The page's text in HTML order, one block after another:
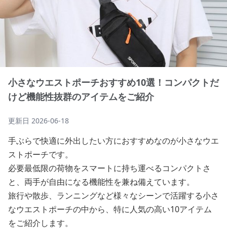
小さなウエストポーチおすすめ10選！コンパクトだ
けど機能性抜群のアイテムをご紹介
更新日 2026-06-18
手ぶらで快適に外出したい方におすすめなのが小さなウエ
ストポーチです。
必要最低限の荷物をスマートに持ち運べるコンパクトさ
と、両手が自由になる機能性を兼ね備えています。
旅行や散歩、ランニングなど様々なシーンで活躍する小さ
なウエストポーチの中から、特に人気の高い10アイテム
をご紹介します。